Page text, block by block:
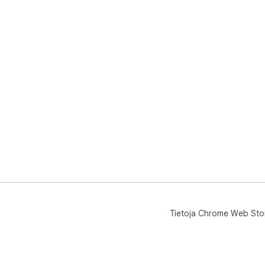
Tietoja Chrome Web